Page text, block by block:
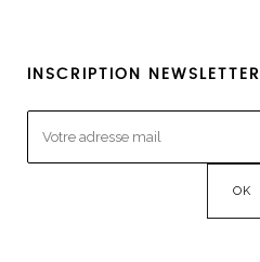
INSCRIPTION NEWSLETTER